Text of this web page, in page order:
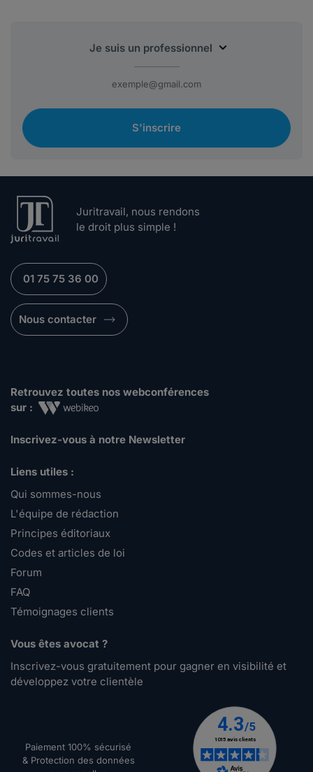
S'inscrire
Juritravail, nous rendons
le droit plus simple !
01 75 75 36 00
Nous contacter
Retrouvez toutes nos webconférences
sur :
Inscrivez-vous à notre Newsletter
Liens utiles :
Qui sommes-nous
L'équipe de rédaction
Principes éditoriaux
Codes et articles de loi
Forum
FAQ
Témoignages clients
Vous êtes avocat ?
Inscrivez-vous gratuitement pour gagner en visibilité et
développez votre clientèle
Paiement 100% sécurisé
& Protection des données